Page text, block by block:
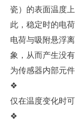
瓷）的表面温度
此，稳定时的电
电荷与吸附悬浮
象，从而产生没
为传感器内部元
❖
仅在温度变化时可
❖